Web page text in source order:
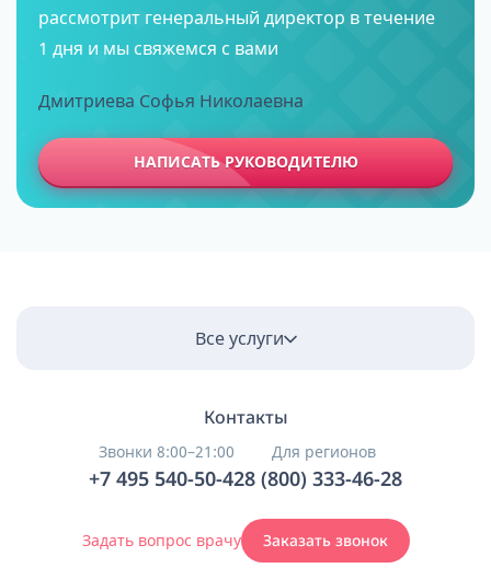
рассмотрит генеральный директор в течение
1 дня и мы свяжемся с вами
Дмитриева Софья Николаевна
НАПИСАТЬ РУКОВОДИТЕЛЮ
Все услуги
Контакты
Звонки 8:00–21:00
+7 495 540-50-42
Для регионов
8 (800) 333-46-28
Задать вопрос врачу Заказать звонок